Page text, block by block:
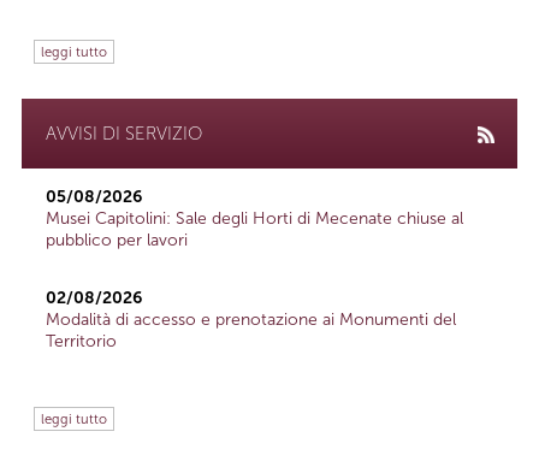
leggi tutto
AVVISI DI SERVIZIO
05/08/2026
Musei Capitolini: Sale degli Horti di Mecenate chiuse al
pubblico per lavori
02/08/2026
Modalità di accesso e prenotazione ai Monumenti del
Territorio
leggi tutto